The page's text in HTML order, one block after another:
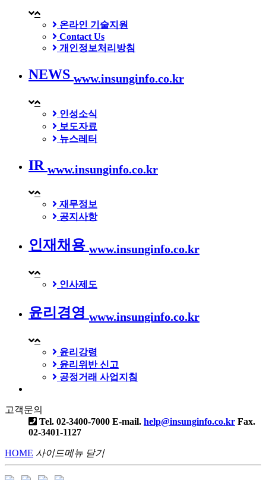
온라인 기술지원
Contact Us
개인정보처리방침
NEWS www.insunginfo.co.kr
인성소식
보도자료
뉴스레터
IR www.insunginfo.co.kr
재무정보
공지사항
인재채용 www.insunginfo.co.kr
인사제도
윤리경영 www.insunginfo.co.kr
윤리강령
윤리위반 신고
공정거래 사업지침
고객문의
Tel. 02-3400-7000 E-mail. help@insunginfo.co.kr Fax.
02-3401-1127
HOME 사이드메뉴 닫기